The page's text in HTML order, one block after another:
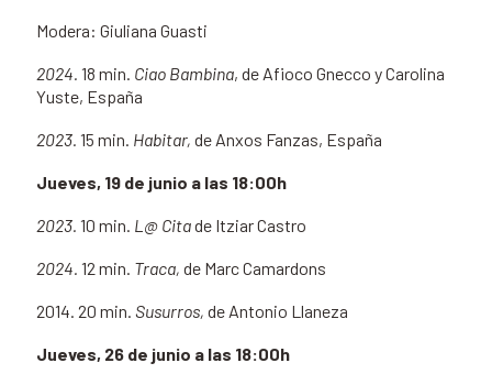
Modera: Giuliana Guasti
2024. 18 min. Ciao Bambina, de Afioco Gnecco y Carolina
Yuste, España
2023. 15 min. Habitar, de Anxos Fanzas, España
Jueves, 19 de junio a las 18:00h
2023. 10 min. L@ Citade Itziar Castro
2024. 12 min. Traca, de Marc Camardons
2014. 20 min. Susurros, de Antonio Llaneza
Jueves, 26 de junio a las 18:00h